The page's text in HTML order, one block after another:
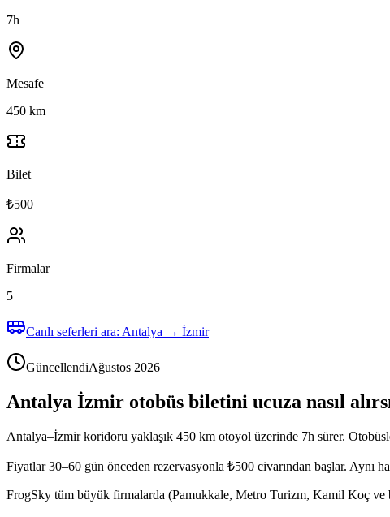
7h
Mesafe
450 km
Bilet
₺500
Firmalar
5
Canlı seferleri ara: Antalya → İzmir
GüncellendiAğustos 2026
Antalya İzmir otobüs biletini ucuza nasıl
Antalya–İzmir koridoru yaklaşık 450 km otoyol üzerinde 7h sürer.
Fiyatlar 30–60 gün önceden rezervasyonla ₺500 civarından başlar. Aynı
FrogSky tüm büyük firmalarda (Pamukkale, Metro Turizm, Kamil Koç ve